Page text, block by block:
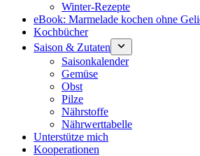
Winter-Rezepte
eBook: Marmelade kochen ohne
Kochbücher
Saison & Zutaten
Saisonkalender
Gemüse
Obst
Pilze
Nährstoffe
Nährwerttabelle
Unterstütze mich
Kooperationen